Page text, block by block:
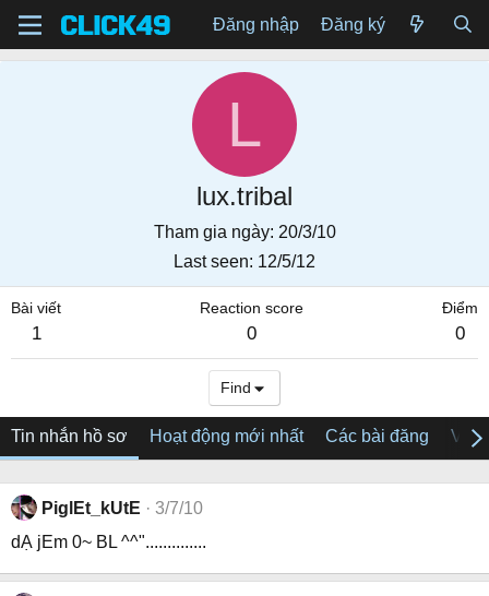
Đăng nhập Đăng ký
L
lux.tribal
Tham gia ngày 20/3/10
Last seen 12/5/12
Bài viết
1
Reaction score
0
Điểm
0
Find
Tin nhắn hồ sơ Hoạt động mới nhất Các bài đăng Về
PiglEt_kUtE
3/7/10
dẠ jEm 0~ BL ^^"..............